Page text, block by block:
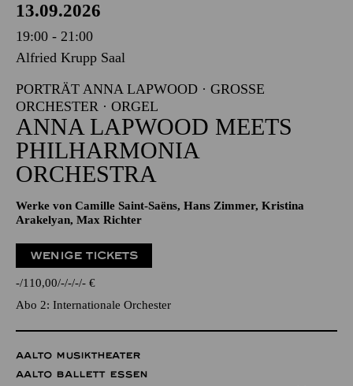
13.09.2026
19:00 - 21:00
Alfried Krupp Saal
PORTRÄT ANNA LAPWOOD · GROSSE O
RCHESTER · ORGEL
ANNA LAPWOOD MEETS
PHILHARMONIA
ORCHESTRA
Werke von Camille Saint-Saëns, Hans Zimmer, Kristina
Arakelyan, Max Richter
WENIGE TICKETS
- 110,00 - - - - €
Abo 2: Internationale Orchester
AALTO MUSIKTHEATER
AALTO BALLETT ESSEN